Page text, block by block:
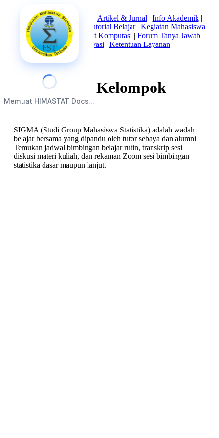
Memuat HIMASTAT Docs...
Beranda|Tentang Kami | Artikel & Jurnal | Info Akademik|
Mata Kuliah Statistika
Tutorial Belajar| Kegiatan Mahasiswa
Struktur Himpunan Alat Komputasi | Forum Tanya Jawab |
Kebijakan Privasi | Ketentuan Layanan
Sesi Belajar Kelompok
SIGMA
SIGMA (Studi Group Mahasiswa Statistika) adalah wadah
belajar bersama yang dipandu oleh tutor sebaya dan alumni.
Temukan jadwal bimbingan belajar rutin, transkrip sesi
diskusi materi kuliah, dan rekaman Zoom sesi bimbingan
statistika dasar maupun lanjut.